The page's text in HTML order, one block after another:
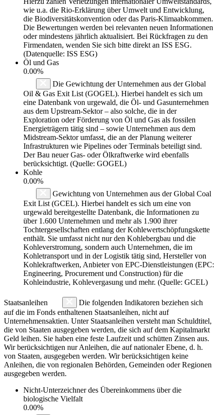
wie u.a. die Rio-Erklärung über Umwelt und Entwicklung,
die Biodiversitätskonvention oder das Paris-Klimaabkommen.
Die Bewertungen werden bei relevanten neuen Informationen
oder mindestens jährlich aktualisiert. Bei Rückfragen zu den
Firmendaten, wenden Sie sich bitte direkt an ISS ESG.
(Datenquelle: ISS ESG)
Öl und Gas
0.00%
Die Gewichtung der Unternehmen aus der Global
Oil & Gas Exit List (GOGEL). Hierbei handelt es sich um
eine Datenbank von urgewald, die Öl- und Gasunternehmen
aus dem Upstream-Sektor – also solche, die in der
Exploration oder Förderung von Öl und Gas als fossilen
Energieträgern tätig sind – sowie Unternehmen aus dem
Midstream-Sektor umfasst, die an der Planung weiterer
Infrastrukturen wie Pipelines oder Terminals beteiligt sind.
Der Bau neuer Gas- oder Ölkraftwerke wird ebenfalls
berücksichtigt. (Quelle: GOGEL)
Kohle
0.00%
Gewichtung von Unternehmen aus der Global Coal
Exit List (GCEL). Hierbei handelt es sich um eine von
urgewald bereitgestellte Datenbank, die Informationen zu
über 1.600 Unternehmen und mehr als 1.900 ihrer
Tochtergesellschaften entlang der Kohlewertschöpfungskette
enthält. Sie umfasst nicht nur den Kohlebergbau und die
Kohleverstromung, sondern auch Unternehmen, die im
Kohletransport und in der Logistik tätig sind, Hersteller von
Kohlekraftwerken, Anbieter von EPC-Dienstleistungen (EPC:
Engineering, Procurement und Construction) für die
Kohleindustrie, Kohlevergasung und mehr. (Quelle: GCEL)
Staatsanleihen
Die folgenden Indikatoren beziehen sich
auf die im Fonds enthaltenen Staatsanleihen, nicht auf
Unternehmensaktien. Unter Staatsanleihen versteht man Schuldtitel,
die von Staaten ausgegeben werden, die sich auf dem Kapitalmarkt
Geld leihen. Sie haben eine feste Laufzeit und schütten Zinsen aus.
Wir berücksichtigen nur Anleihen, die auf nationaler Ebene, d. h.
von Staaten, ausgegeben werden. Wir berücksichtigen keine
Anleihen, die von regionalen Behörden, Gemeinden oder Regionen
ausgegeben werden.
Nicht-Unterzeichner des Übereinkommens über die
biologische Vielfalt
0.00%